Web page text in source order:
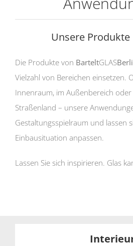
Unsere
Die Produkte von BarteltGLAS
Vielzahl von Bereichen einsetzen.
Innenraum, im Außenbereich
Straßenland – unsere
Gestaltungsspielraum und lassen
Einbausituation anpassen.
Lassen Sie sich inspirieren. Glas